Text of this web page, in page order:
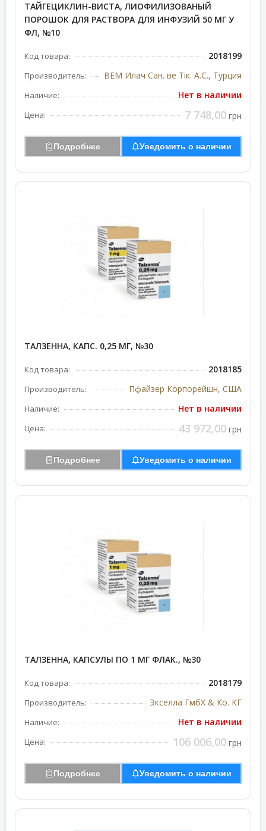
ТАЙГЕЦИКЛИН-ВИСТА, ЛИОФИЛИЗОВАНЫЙ
ПОРОШОК ДЛЯ РАСТВОРА ДЛЯ ИНФУЗИЙ 50 МГ У
ФЛ, №10
Код товара: 2018199
Производитель: ВЕМ Илач Сан. ве Тік. А.С., Турция
Наличие: Нет в наличии
Цена: 7 748,00 грн
Подробнее Уведомить о наличии
ТАЛЗЕННА, КАПС. 0,25 МГ, №30
Код товара: 2018185
Производитель: Пфайзер Корпорейшн, США
Наличие: Нет в наличии
Цена: 43 972,00 грн
Подробнее Уведомить о наличии
ТАЛЗЕННА, КАПСУЛЫ ПО 1 МГ ФЛАК., №30
Код товара: 2018179
Производитель: Экселла ГмбХ & Ко. КГ
Наличие: Нет в наличии
Цена: 106 006,00 грн
Подробнее Уведомить о наличии